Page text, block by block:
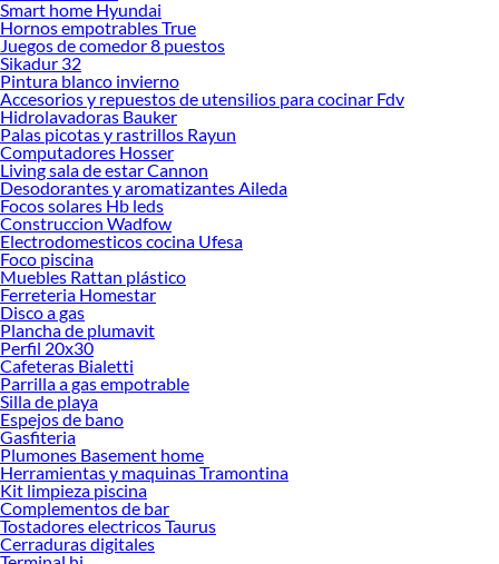
tus ideas realidad. ¡Visítanos y encuentra todo lo que tenemos para ofrecerte en
Bicicletas Infantiles!
Explora la variedad de productos de Bicicletas Infantiles en Sodimac
Herramientas, materiales y accesorios de calidad para tus proyectos y
renovación de espacios. ¡Visítanos y descubre todo lo que tenemos para
ofrecerte!
Encuentra una amplia variedad de productos de Bicicletas Infantiles en
Sodimac. Encuentra todo lo necesario para tus proyectos de renovación y
decoración. ¡Visítanos y haz tus ideas realidad!
Smart home Hyundai
Hornos empotrables True
Juegos de comedor 8 puestos
Sikadur 32
Pintura blanco invierno
Accesorios y repuestos de utensilios para cocinar Fdv
Hidrolavadoras Bauker
Palas picotas y rastrillos Rayun
Computadores Hosser
Living sala de estar Cannon
Desodorantes y aromatizantes Aileda
Focos solares Hb leds
Construccion Wadfow
Electrodomesticos cocina Ufesa
Foco piscina
Muebles Rattan plástico
Ferreteria Homestar
Disco a gas
Plancha de plumavit
Perfil 20x30
Cafeteras Bialetti
Parrilla a gas empotrable
Silla de playa
Espejos de bano
Gasfiteria
Plumones Basement home
Herramientas y maquinas Tramontina
Kit limpieza piscina
Complementos de bar
Tostadores electricos Taurus
Cerraduras digitales